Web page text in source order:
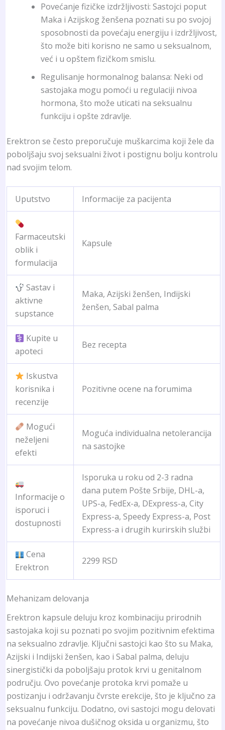
Povećanje fizičke izdržljivosti: Sastojci poput
Maka i Azijskog ženšena poznati su po svojoj
sposobnosti da povećaju energiju i izdržljivost,
što može biti korisno ne samo u seksualnom,
već i u opštem fizičkom smislu.
Regulisanje hormonalnog balansa: Neki od
sastojaka mogu pomoći u regulaciji nivoa
hormona, što može uticati na seksualnu
funkciju i opšte zdravlje.
Erektron se često preporučuje muškarcima koji žele da
poboljšaju svoj seksualni život i postignu bolju kontrolu
nad svojim telom.
Uputstvo Informacije za pacijenta
Farmaceutski
oblik i
formulacija
Kapsule
Sastav i
aktivne
supstance
Maka, Azijski ženšen, Indijski
ženšen, Sabal palma
Kupite u
apoteci
Bez recepta
Iskustva
korisnika i
recenzije
Pozitivne ocene na forumima
Mogući
neželjeni
efekti
Moguća individualna netolerancija
na sastojke
Informacije o
isporuci i
dostupnosti
Isporuka u roku od 2-3 radna
dana putem Pošte Srbije, DHL-a,
UPS-a, FedEx-a, DExpress-a, City
Express-a, Speedy Express-a, Post
Express-a i drugih kurirskih službi
Cena
Erektron
2299 RSD
Mehanizam delovanja
Erektron kapsule deluju kroz kombinaciju prirodnih
sastojaka koji su poznati po svojim pozitivnim efektima
na seksualno zdravlje. Ključni sastojci kao što su Maka,
Azijski i Indijski ženšen, kao i Sabal palma, deluju
sinergistički da poboljšaju protok krvi u genitalnom
području. Ovo povećanje protoka krvi pomaže u
postizanju i održavanju čvrste erekcije, što je ključno za
seksualnu funkciju. Dodatno, ovi sastojci mogu delovati
na povećanje nivoa dušičnog oksida u organizmu, što